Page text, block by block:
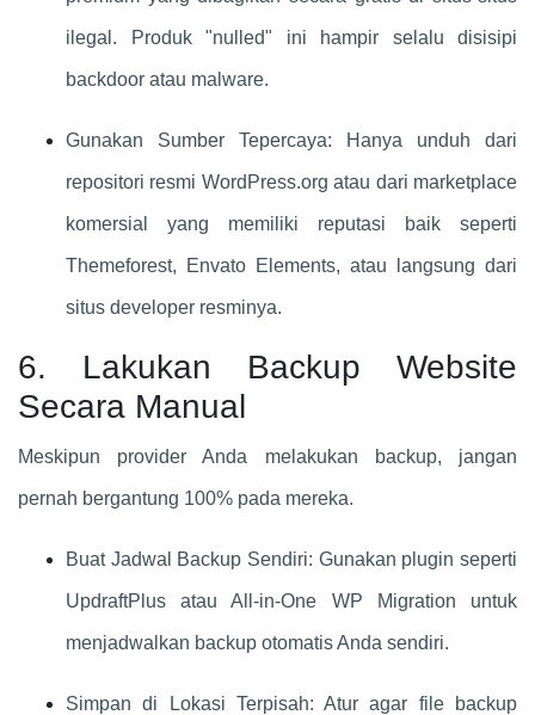
ilegal. Produk "nulled" ini hampir selalu disisipi
backdoor atau malware.
Gunakan Sumber Tepercaya: Hanya unduh dari
repositori resmi WordPress.org atau dari marketplace
komersial yang memiliki reputasi baik seperti
Themeforest, Envato Elements, atau langsung dari
situs developer resminya.
6. Lakukan Backup Website
Secara Manual
Meskipun provider Anda melakukan backup, jangan
pernah bergantung 100% pada mereka.
Buat Jadwal Backup Sendiri: Gunakan plugin seperti
UpdraftPlus atau All-in-One WP Migration untuk
menjadwalkan backup otomatis Anda sendiri.
Simpan di Lokasi Terpisah: Atur agar file backup